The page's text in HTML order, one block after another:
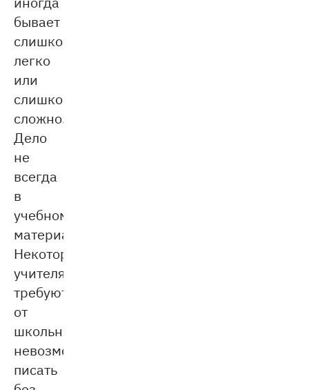
бывает
слишком
легко
или
слишком
сложно.
Дело
не
всегда
в
учебном
материале.
Некоторые
учителя
требуют
от
школьников
невозможного:
писать